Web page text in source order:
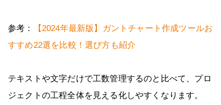
参考：
【2024年最新版】ガントチャート作成ツールお
すすめ22選を比較！選び方も紹介
テキストや文字だけで工数管理するのと比べて、プロ
ジェクトの工程全体を見える化しやすくなります。